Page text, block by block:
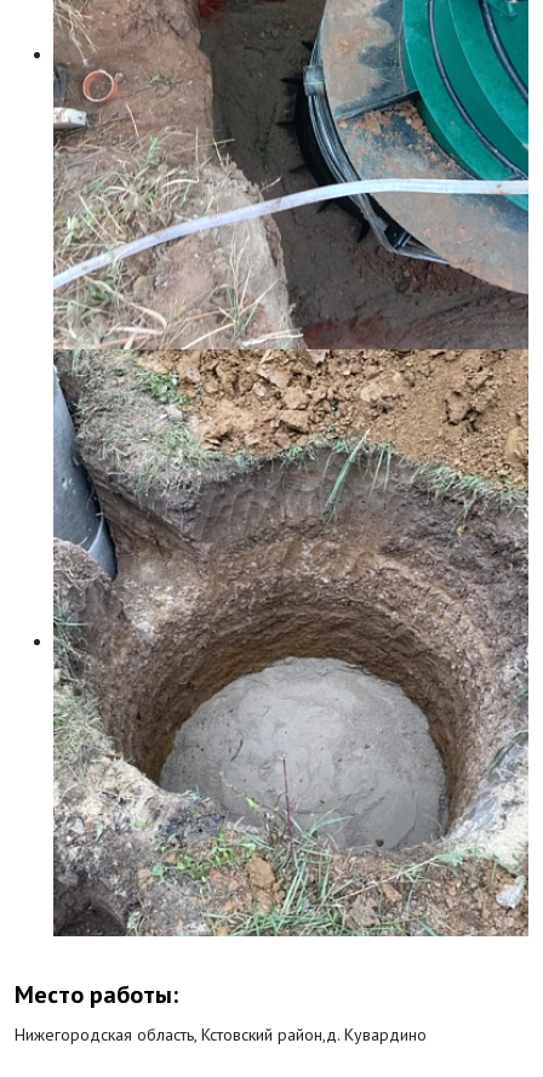
Место работы:
Нижегородская область, Кстовский район,д. Кувардино